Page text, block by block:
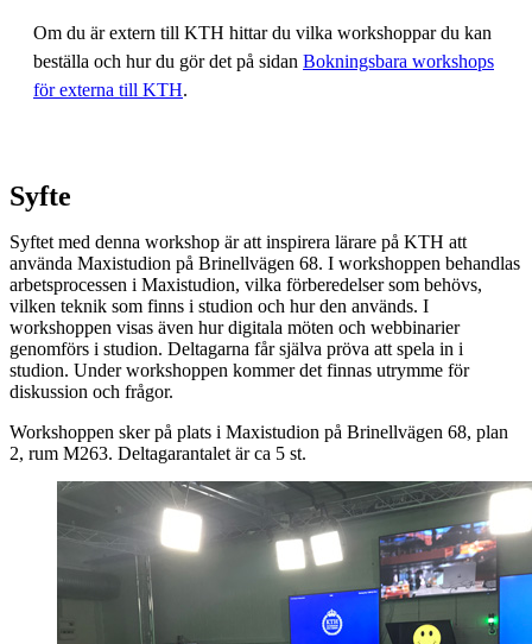
Om du är extern till KTH hittar du vilka workshoppar du kan
beställa och hur du gör det på sidan Bokningsbara workshops
för externa till KTH.
Syfte
Syftet med denna workshop är att inspirera lärare på KTH att
använda Maxistudion på Brinellvägen 68. I workshoppen behandlas
arbetsprocessen i Maxistudion, vilka förberedelser som behövs,
vilken teknik som finns i studion och hur den används. I
workshoppen visas även hur digitala möten och webbinarier
genomförs i studion. Deltagarna får själva pröva att spela in i
studion. Under workshoppen kommer det finnas utrymme för
diskussion och frågor.
Workshoppen sker på plats i Maxistudion på Brinellvägen 68, plan
2, rum M263. Deltagarantalet är ca 5 st.